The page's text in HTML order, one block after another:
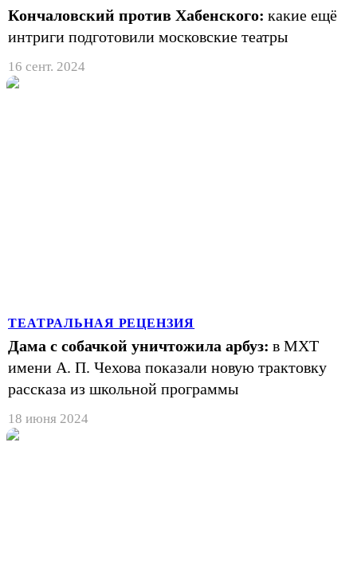
Кончаловский против Хабенского: какие ещё
интриги подготовили московские театры
16 сент. 2024
ТЕАТРАЛЬНАЯ РЕЦЕНЗИЯ
Дама с собачкой уничтожила арбуз: в МХТ
имени А. П. Чехова показали новую трактовку
рассказа из школьной программы
18 июня 2024